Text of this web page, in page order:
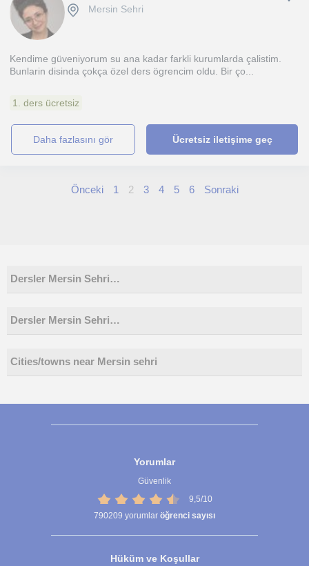
Mersin Sehri
Kendime güveniyorum su ana kadar farkli kurumlarda çalistim.
Bunlarin disinda çokça özel ders ögrencim oldu. Bir ço...
1. ders ücretsiz
daha fazlasını gör Ücretsiz iletişime geç
Önceki 1 2 3 4 5 6 Sonraki
Dersler Mersin Sehri…
Dersler Mersin Sehri…
Cities/towns near Mersin sehri
Yorumlar
Güvenlik
9,5/10
790209 yorumlar öğrenci sayısı
Hüküm ve Koşullar